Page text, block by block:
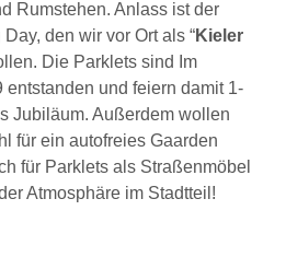
Rumstehen. Anlass ist der
den wir vor Ort als “Kieler
Die Parklets sind Im
entstanden und feiern damit 1-
Jubiläum. Außerdem wollen
für ein autofreies Gaarden
für Parklets als Straßenmöbel
Atmosphäre im Stadtteil!